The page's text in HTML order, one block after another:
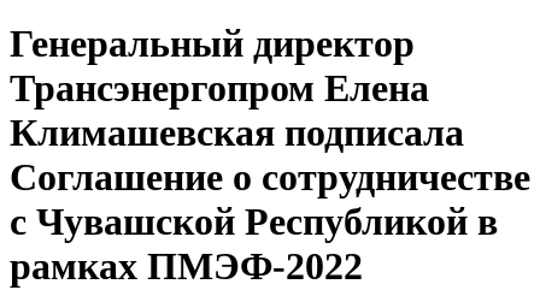
Генеральный директор
Трансэнергопром Елена
Климашевская подписала
Соглашение о сотрудничестве
с Чувашской Республикой в
рамках ПМЭФ-2022